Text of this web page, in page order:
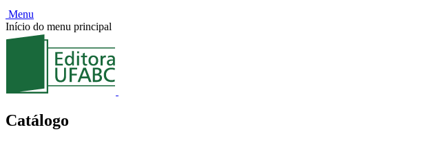
Menu
Início do menu principal
Catálogo